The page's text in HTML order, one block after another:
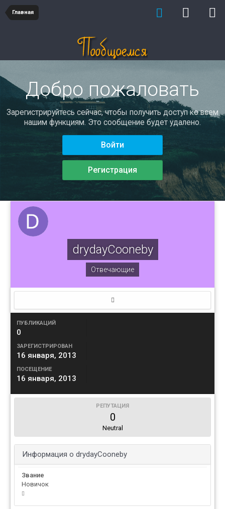
Главная
Добро пожаловать
Зарегистрируйтесь сейчас, чтобы получить доступ ко всем
нашим функциям. Это сообщение будет удалено.
Войти
Регистрация
drydayCooneby
Отвечающие
ПУБЛИКАЦИЙ
0
ЗАРЕГИСТРИРОВАН
16 января, 2013
ПОСЕЩЕНИЕ
16 января, 2013
РЕПУТАЦИЯ
0
Neutral
Информация о drydayCooneby
Звание
Новичок